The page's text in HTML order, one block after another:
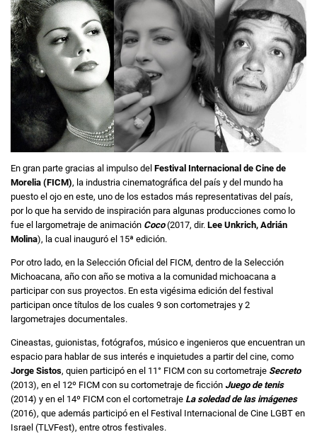
En gran parte gracias al impulso del Festival Internacional de Cine de
Morelia (FICM), la industria cinematográfica del país y del mundo ha
puesto el ojo en este, uno de los estados más representativas del país,
por lo que ha servido de inspiración para algunas producciones como lo
fue el largometraje de animación Coco(2017, dir. Lee Unkrich, Adrián
Molina), la cual inauguró el 15ª edición.
Por otro lado, en la Selección Oficial del FICM, dentro de la Selección
Michoacana, año con año se motiva a la comunidad michoacana a
participar con sus proyectos. En esta vigésima edición del festival
participan once títulos de los cuales 9 son cortometrajes y 2
largometrajes documentales.
Cineastas, guionistas, fotógrafos, músico e ingenieros que encuentran un
espacio para hablar de sus interés e inquietudes a partir del cine, como
Jorge Sistos, quien participó en el 11° FICM con su cortometraje Secreto
(2013), en el 12º FICM con su cortometraje de ficción Juego de tenis
(2014) y en el 14º FICM con el cortometraje La soledad de las imágenes
(2016), que además participó en el Festival Internacional de Cine LGBT en
Israel (TLVFest), entre otros festivales.